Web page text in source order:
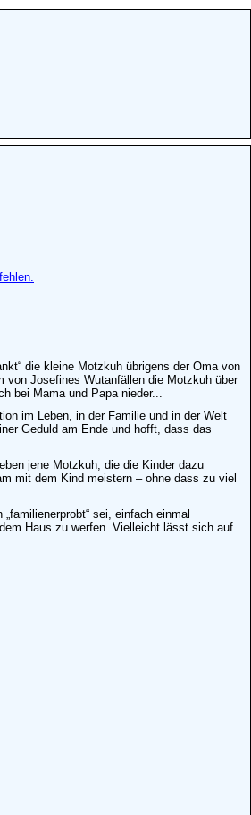
die kleine Motzkuh übrigens der Oma von
von Josefines Wutanfällen die Motzkuh über
bei Mama und Papa nieder...
im Leben, in der Familie und in der Welt
Geduld am Ende und hofft, dass das
jene Motzkuh, die die Kinder dazu
mit dem Kind meistern – ohne dass zu viel
sei, einfach einmal
Haus zu werfen. Vielleicht lässt sich auf